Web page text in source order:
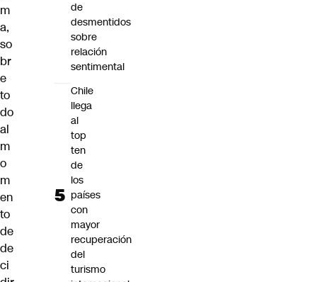
m
a,
so
br
e
to
do
al
m
o
m
en
to
de
de
ci
de
desmentidos
sobre
relación
sentimental
Chile
llega
al
top
ten
de
los
países
con
mayor
recuperación
del
turismo